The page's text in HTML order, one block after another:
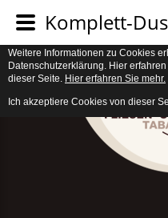
Verwendung von Cookies. Um
und fortlaufend verbessern zu
Weitere Informationen zu Cookies
Datenschutzerklärung. Hier
dieser Seite. Hier erfahren Sie mehr.
Ich akzeptiere Cookies von dieser